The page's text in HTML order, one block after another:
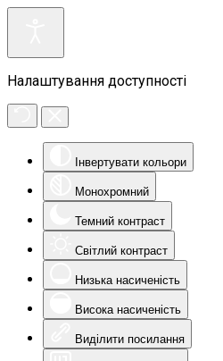
Налаштування доступності
Інвертувати кольори
Монохромний
Темний контраст
Світлий контраст
Низька насиченість
Висока насиченість
Виділити посилання